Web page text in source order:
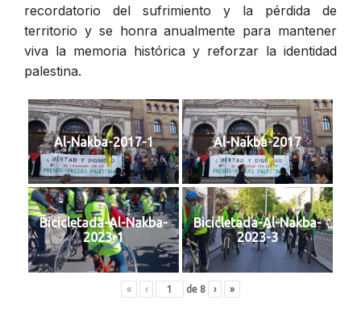
recordatorio del sufrimiento y la pérdida de
territorio y se honra anualmente para mantener
viva la memoria histórica y reforzar la identidad
palestina.
Al-Nakba-2017-1 Al-Nakba-2017
Bicicletada-Al-Nakba-
2023-1
Bicicletada-Al-Nakba-
2023-3
« ‹ de 8 › »